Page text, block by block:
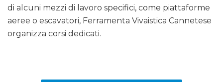
di alcuni mezzi di lavoro specifici, come piattaforme
aeree o escavatori, Ferramenta Vivaistica Cannetese
organizza corsi dedicati.